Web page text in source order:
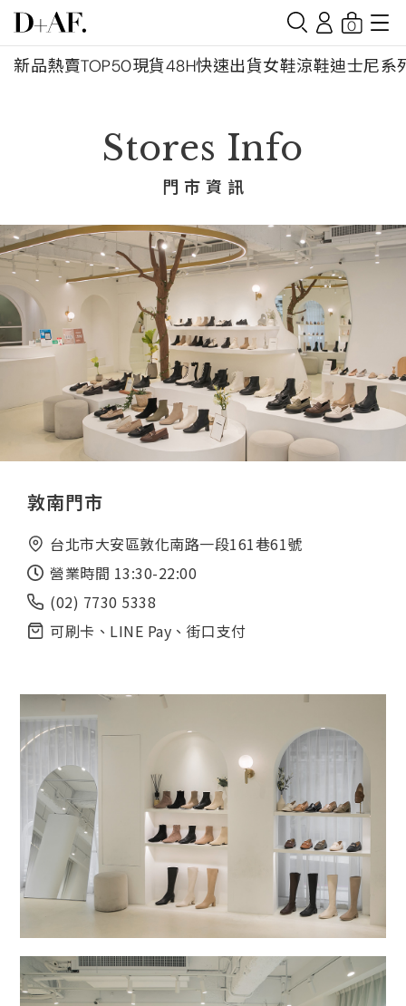
新品熱賣TOP50現貨48H快速出貨女鞋涼鞋迪士尼系
0
Stores Info
門 市 資 訊
敦南門市
台北市大安區敦化南路一段161巷61號
營業時間 13:30-22:00
(02) 7730 5338
可刷卡、LINE Pay、街口支付